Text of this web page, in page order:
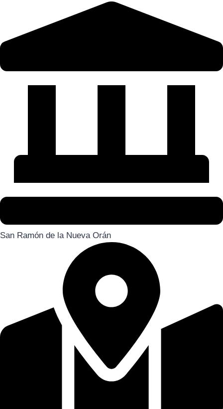
San Ramón de la Nueva Orán